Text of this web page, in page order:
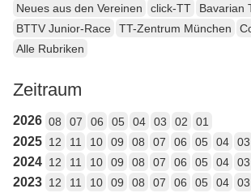
Neues aus den Vereinen
click-TT
Bavarian
BTTV Junior-Race
TT-Zentrum München
Alle Rubriken
Zeitraum
2026 08 07 06 05 04 03 02 01
2025 12 11 10 09 08 07 06 05 04 03
2024 12 11 10 09 08 07 06 05 04 03
2023 12 11 10 09 08 07 06 05 04 03